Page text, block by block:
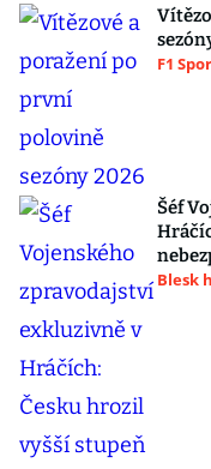
F1
Šéf
Blesk